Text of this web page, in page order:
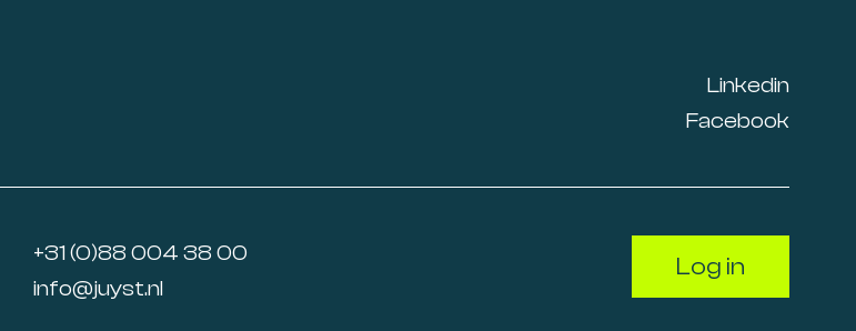
Linkedin
Facebook
+31 (0)88 004 38 00
info@juyst.nl
Log in